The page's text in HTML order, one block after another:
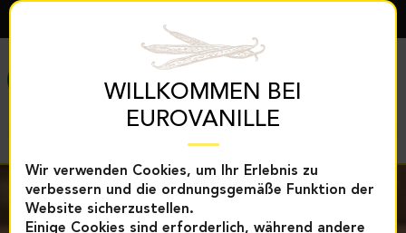
WILLKOMMEN BEI
EUROVANILLE
Wir verwenden Cookies, um Ihr Erlebnis zu
verbessern und die ordnungsgemäße Funktion der
Website sicherzustellen.
Einige Cookies sind erforderlich, während andere